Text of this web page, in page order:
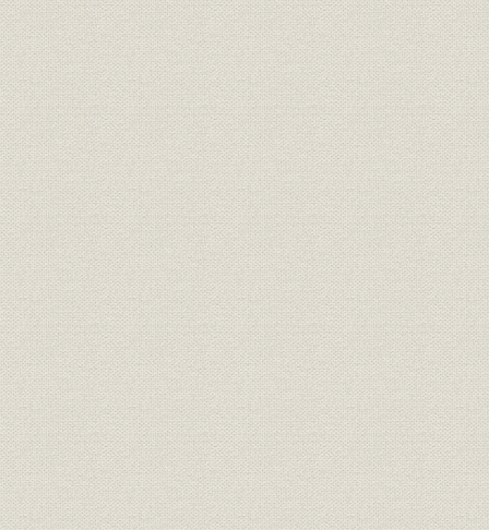
経営 大元方宛両替店差出書 文化八年
経営
八郎右衛門・八郎兵衛宛本店差
出書
文政元年
月)
財務・業績 大元方勘定目録 宝永七年
財務・業績 大元方勘定目録
享保九年
ヨリ極月迄
財務・業績 大元方勘定目録
元文四年
月ヨリ極
財務・業績 大元方勘定目録
安永元年
ヨリ極月迄
財務・業績 大元方勘定目録
文化十一
歳従七月
参考文献 解題